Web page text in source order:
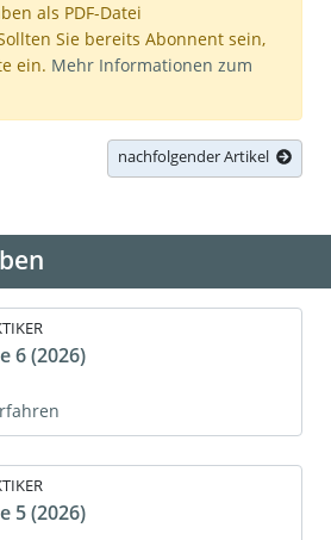
als PDF-Datei
Sie bereits Abonnent sein,
ein. Mehr Informationen zum
nachfolgender Artikel
6 (2026)
5 (2026)